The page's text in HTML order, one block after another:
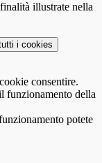
illustrate nella
i cookies
consentire.
funzionamento della
potete